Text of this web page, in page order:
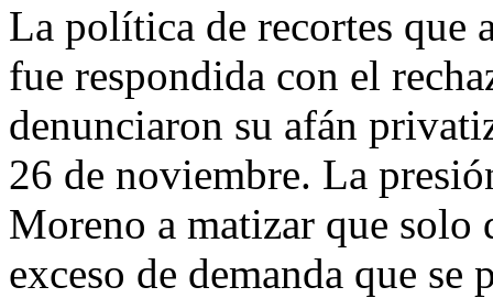
La política de recortes que
fue respondida con el
denunciaron su afán
26 de noviembre. La
Moreno a matizar que solo
exceso de demanda que